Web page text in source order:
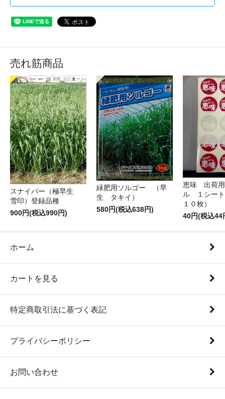
売れ筋商品
スナイパー（極早生
雪印）登録品種
900円(税込990円)
緑肥用ソルゴー （早
生 タキイ）
580円(税込638円)
恵味 出荷
ル １シート
１０枚）
40円(税込44
ホーム
カートを見る
特定商取引法に基づく表記
プライバシーポリシー
お問い合わせ